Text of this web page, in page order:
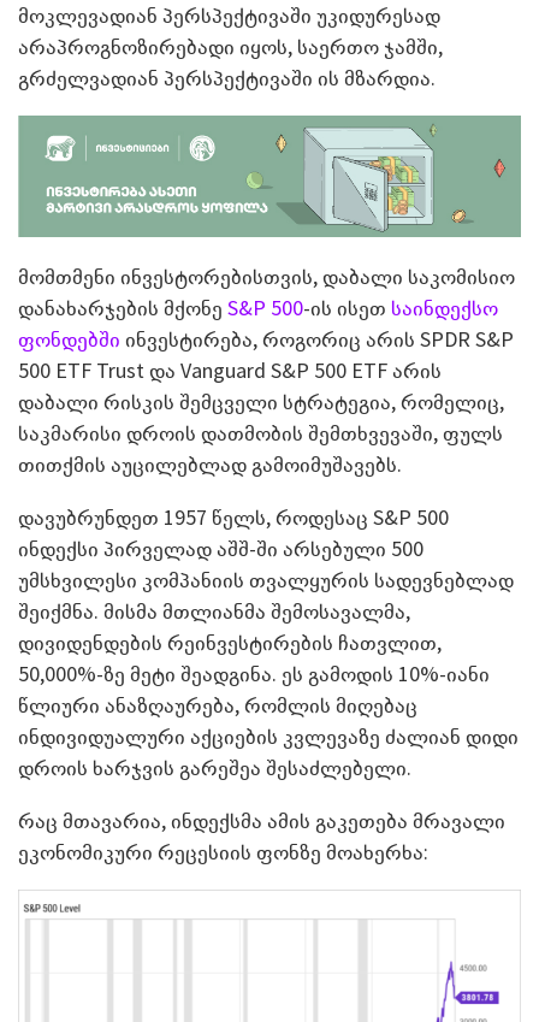
მოკლევადიან პერსპექტივაში უკიდურესად
არაპროგნოზირებადი იყოს, საერთო ჯამში,
გრძელვადიან პერსპექტივაში ის მზარდია.
მომთმენი ინვესტორებისთვის, დაბალი საკომისიო
დანახარჯების მქონე S&P 500-ის ისეთ საინდექსო
ფონდებში ინვესტირება, როგორიც არის SPDR S&P
500 ETF Trust და Vanguard S&P 500 ETF არის
დაბალი რისკის შემცველი სტრატეგია, რომელიც,
საკმარისი დროის დათმობის შემთხვევაში, ფულს
თითქმის აუცილებლად გამოიმუშავებს.
დავუბრუნდეთ 1957 წელს, როდესაც S&P 500
ინდექსი პირველად აშშ-ში არსებული 500
უმსხვილესი კომპანიის თვალყურის სადევნებლად
შეიქმნა. მისმა მთლიანმა შემოსავალმა,
დივიდენდების რეინვესტირების ჩათვლით,
50,000%-ზე მეტი შეადგინა. ეს გამოდის 10%-იანი
წლიური ანაზღაურება, რომლის მიღებაც
ინდივიდუალური აქციების კვლევაზე ძალიან დიდი
დროის ხარჯვის გარეშეა შესაძლებელი.
რაც მთავარია, ინდექსმა ამის გაკეთება მრავალი
ეკონომიკური რეცესიის ფონზე მოახერხა: